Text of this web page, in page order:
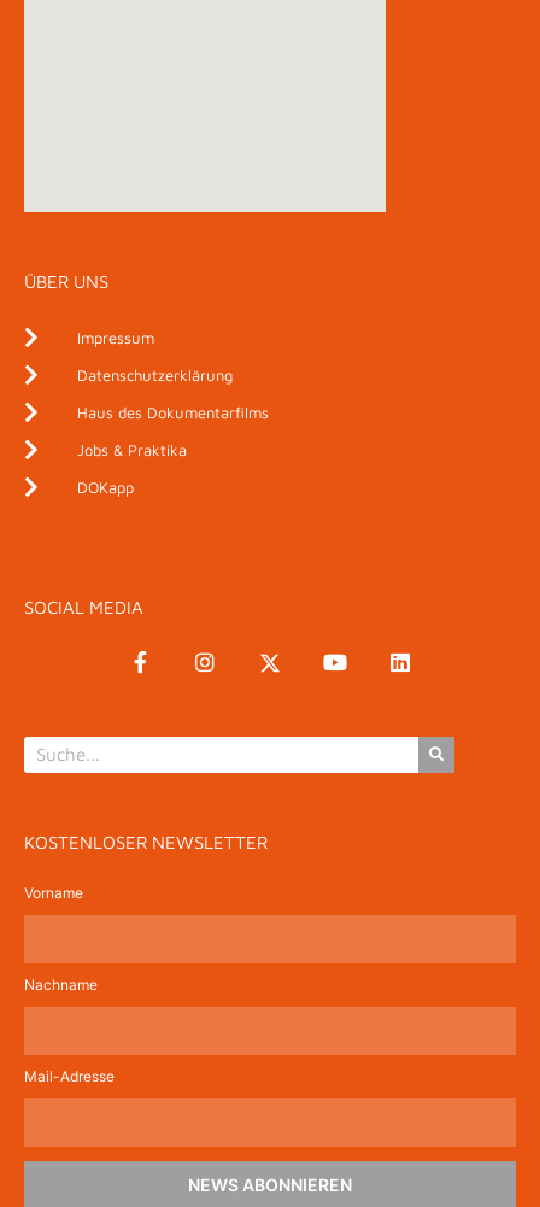
ÜBER UNS
Impressum
Datenschutzerklärung
Haus des Dokumentarfilms
Jobs & Praktika
DOKapp
SOCIAL MEDIA
KOSTENLOSER NEWSLETTER
Vorname
Nachname
Mail-Adresse
NEWS ABONNIEREN